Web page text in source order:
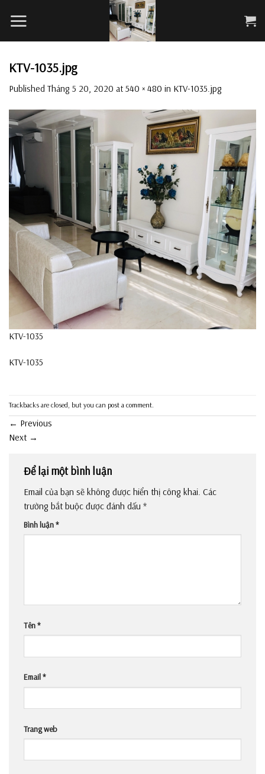
KTV-1035.jpg
Published Tháng 5 20, 2020 at 540 × 480 in KTV-1035.jpg
KTV-1035
KTV-1035
Trackbacks are closed, but you can post a comment.
← Previous
Next →
Để lại một bình luận
Email của bạn sẽ không được hiển thị công khai. Các
trường bắt buộc được đánh dấu *
Bình luận*
Tên*
Email*
Trang web